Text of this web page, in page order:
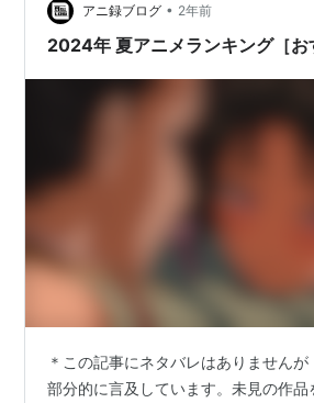
ので)。「結…
アニ録ブログ • 2年前
2024年 夏アニメランキング［お
＊この記事にネタバレはありません
部分的に言及しています。未見の作